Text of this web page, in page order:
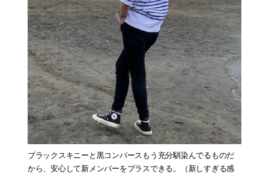
ブラックスキニーと黒コンバースもう充分馴染んでるものだ
から、安心して新メンバーをプラスできる。（新しすぎる感